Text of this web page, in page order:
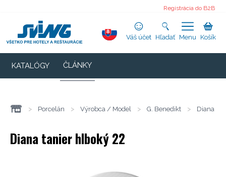
Registrácia do B2B
Váš účet Hľadať Menu Košík
KATALÓGY ČLÁNKY
> Porcelán > Výrobca / Model > G. Benedikt > Diana
Diana tanier hlboký 22